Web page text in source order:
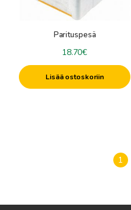
Parituspesä
18.70€
Lisää ostoskoriin
1